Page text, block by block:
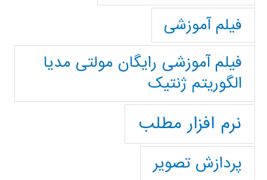
فیلم آموزشی
فیلم آموزشی رایگان مولتی مدیا
الگوریتم ژنتیک
نرم افزار مطلب
پردازش تصویر